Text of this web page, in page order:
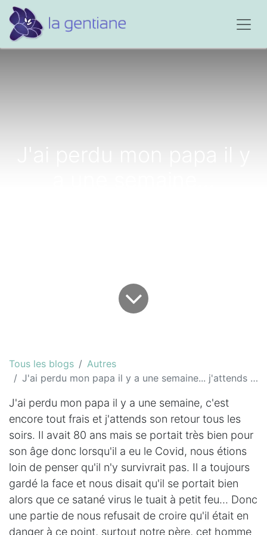
Tous les blogs
Autres
J'ai perdu mon papa il y a une semaine... j'attends son retour tous les soirs.
J'ai perdu mon papa il y a une semaine, c'est
encore tout frais et j'attends son retour tous les
soirs. Il avait 80 ans mais se portait très bien pour
son âge donc lorsqu'il a eu le Covid, nous étions
loin de penser qu'il n'y survivrait pas. Il a toujours
gardé la face et nous disait qu'il se portait bien
alors que ce satané virus le tuait à petit feu... Donc
une partie de nous refusait de croire qu'il était en
danger à ce point, surtout notre père, cet homme